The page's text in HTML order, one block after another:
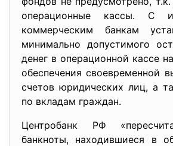
операционные кассы. С
коммерческим банкам
минимально допустимого
денег в операционной кассе
обеспечения своевременной
счетов юридических лиц, а
по вкладам граждан.
Центробанк РФ
банкноты, находившиеся в